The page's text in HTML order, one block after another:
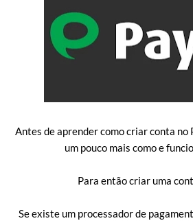
Antes de aprender como criar conta no
um pouco mais como e
Para então criar uma
Se existe um processador de